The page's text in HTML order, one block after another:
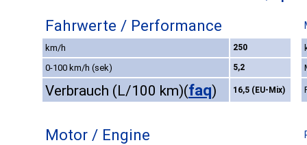
Fahrwerte / Performance
km/h 250
0-100 km/h (sek)
5,2
Verbrauch (L/100 km)(faq) 16,5 (EU-Mix)
Motor / Engine